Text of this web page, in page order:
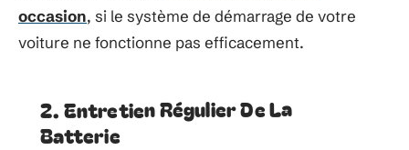
occasion, si le système de démarrage de votre
voiture ne fonctionne pas efficacement.
2. Entretien Régulier De La
Batterie